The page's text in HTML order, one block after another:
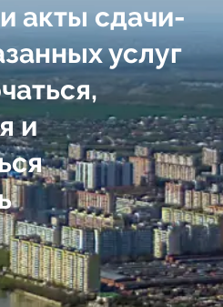
акты сдачи-
услуг
и